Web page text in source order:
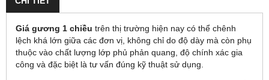
Giá gương 1 chiều trên thị trường hiện nay có thể chênh
lệch khá lớn giữa các đơn vị, không chỉ do độ dày mà còn phụ
thuộc vào chất lượng lớp phủ phản quang, độ chính xác gia
công và đặc biệt là tư vấn đúng kỹ thuật sử dụng.